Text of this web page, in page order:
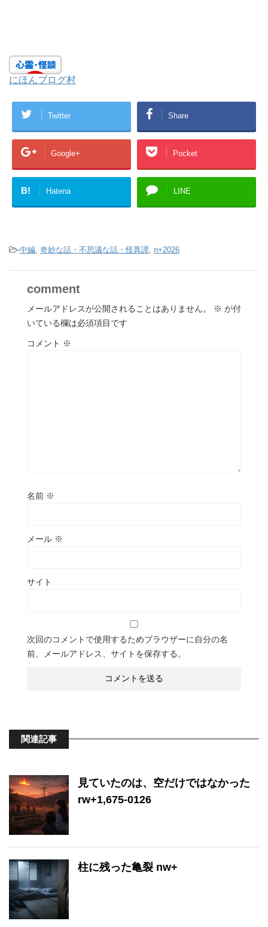
にほんブログ村
Twitter Share
Google+ Pocket
B! Hatena LINE
-中編 奇妙な話・不思議な話・怪異譚 n+2026
comment
メールアドレスが公開されることはありません。 ※ が付
いている欄は必須項目です
コメント ※
名前 ※
メール ※
サイト
次回のコメントで使用するためブラウザーに自分の名
前、メールアドレス、サイトを保存する。
関連記事
見ていたのは、空だけではなかった
rw+1,675-0126
柱に残った亀裂 nw+